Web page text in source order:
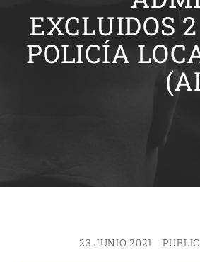
EXCLUIDOS
POLICÍA
23 JUNIO 2021